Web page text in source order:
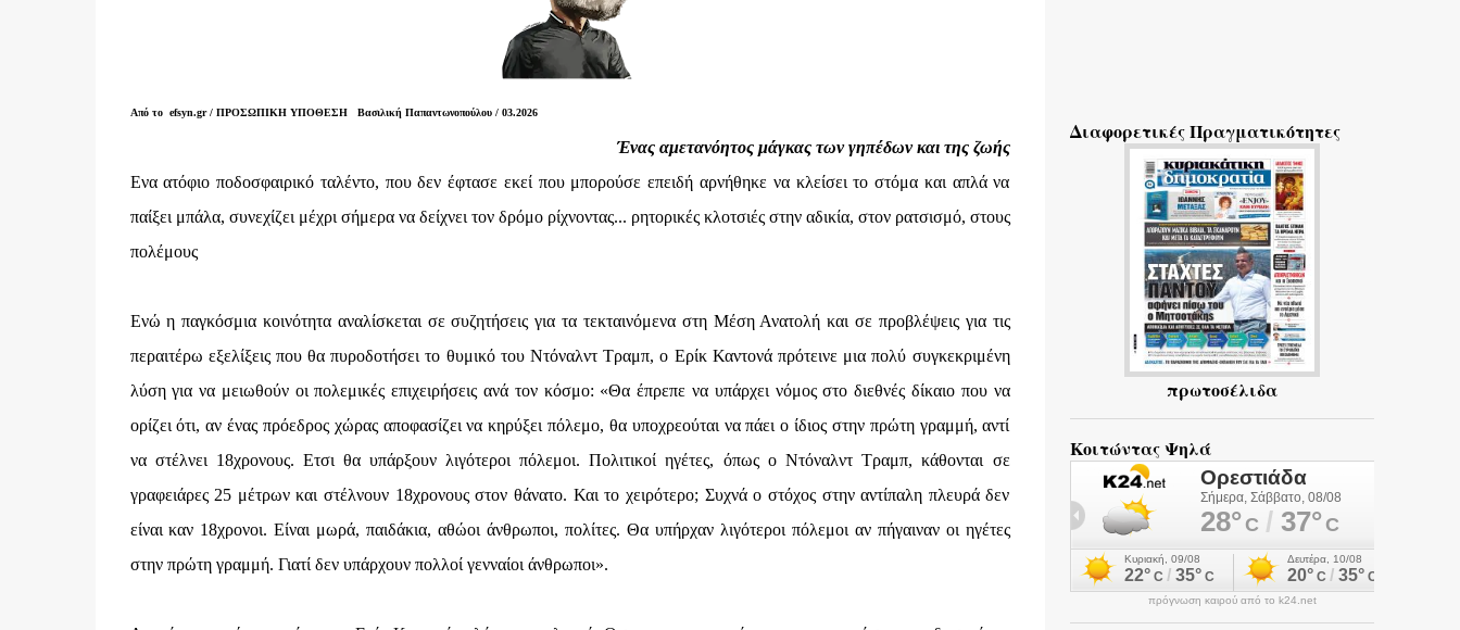
Από το efsyn.gr / ΠΡΟΣΩΠΙΚΗ ΥΠΟΘΕΣΗ Βασιλική Παπαντωνοπούλου / 03.2026
Ένας αμετανόητος μάγκας των γηπέδων και της ζωής
Ενα ατόφιο ποδοσφαιρικό ταλέντο, που δεν έφτασε εκεί που μπορούσε επειδή αρνήθηκε να κλείσει το στόμα και απλά να
παίξει μπάλα, συνεχίζει μέχρι σήμερα να δείχνει τον δρόμο ρίχνοντας... ρητορικές κλοτσιές στην αδικία, στον ρατσισμό, στους
πολέμους
Ενώ η παγκόσμια κοινότητα αναλίσκεται σε συζητήσεις για τα τεκταινόμενα στη Μέση Ανατολή και σε προβλέψεις για τις
περαιτέρω εξελίξεις που θα πυροδοτήσει το θυμικό του Ντόναλντ Τραμπ, ο Ερίκ Καντονά πρότεινε μια πολύ συγκεκριμένη
λύση για να μειωθούν οι πολεμικές επιχειρήσεις ανά τον κόσμο: «Θα έπρεπε να υπάρχει νόμος στο διεθνές δίκαιο που να
ορίζει ότι, αν ένας πρόεδρος χώρας αποφασίζει να κηρύξει πόλεμο, θα υποχρεούται να πάει ο ίδιος στην πρώτη γραμμή, αντί
να στέλνει 18χρονους. Ετσι θα υπάρξουν λιγότεροι πόλεμοι. Πολιτικοί ηγέτες, όπως ο Ντόναλντ Τραμπ, κάθονται σε
γραφειάρες 25 μέτρων και στέλνουν 18χρονους στον θάνατο. Και το χειρότερο; Συχνά ο στόχος στην αντίπαλη πλευρά δεν
είναι καν 18χρονοι. Είναι μωρά, παιδάκια, αθώοι άνθρωποι, πολίτες. Θα υπήρχαν λιγότεροι πόλεμοι αν πήγαιναν οι ηγέτες
στην πρώτη γραμμή. Γιατί δεν υπάρχουν πολλοί γενναίοι άνθρωποι».
Διαφορετικές Πραγματικότητες
πρωτοσέλιδα
Κοιτώντας Ψηλά
πρόγνωση καιρού από το k24.net